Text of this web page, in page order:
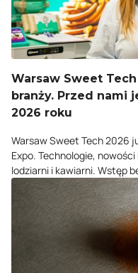
Warsaw Sweet
branży. Przed nami
2026 roku
Warsaw Sweet Tech 2026
Expo. Technologie,
lodziarni i kawiarni. Wstęp